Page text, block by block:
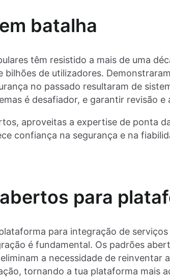
batalha
têm resistido a mais de uma
bilhões de utilizadores.
no passado resultaram de
é desafiador, e garantir revisão e
aproveitas a expertise de ponta
confiança na segurança e na
para
para integração de
é fundamental. Os padrões
a necessidade de reinventar
tornando a tua plataforma mais